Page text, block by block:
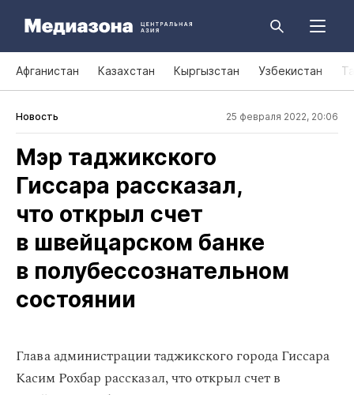
Афганистан Казахстан Кыргызстан Узбекистан
Новость 25 февраля 2022, 20:06
Мэр таджикского
Гиссара рассказал,
что открыл счет
в швейцарском банке
в полубессознательном
состоянии
Глава администрации таджикского города Гиссара
Касим Рохбар рассказал, что открыл счет в